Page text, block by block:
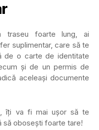
traseu foarte lung, ai
suplimentar, care să te
de o carte de identitate
și de un permis de
aceleași documente
îți va fi mai ușor să te
să obosești foarte tare!